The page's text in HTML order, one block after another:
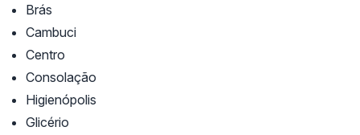
Brás
Cambuci
Centro
Consolação
Higienópolis
Glicério